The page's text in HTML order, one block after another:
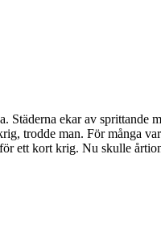
ekar av sprittande
trodde man. För många
ett kort krig. Nu skulle